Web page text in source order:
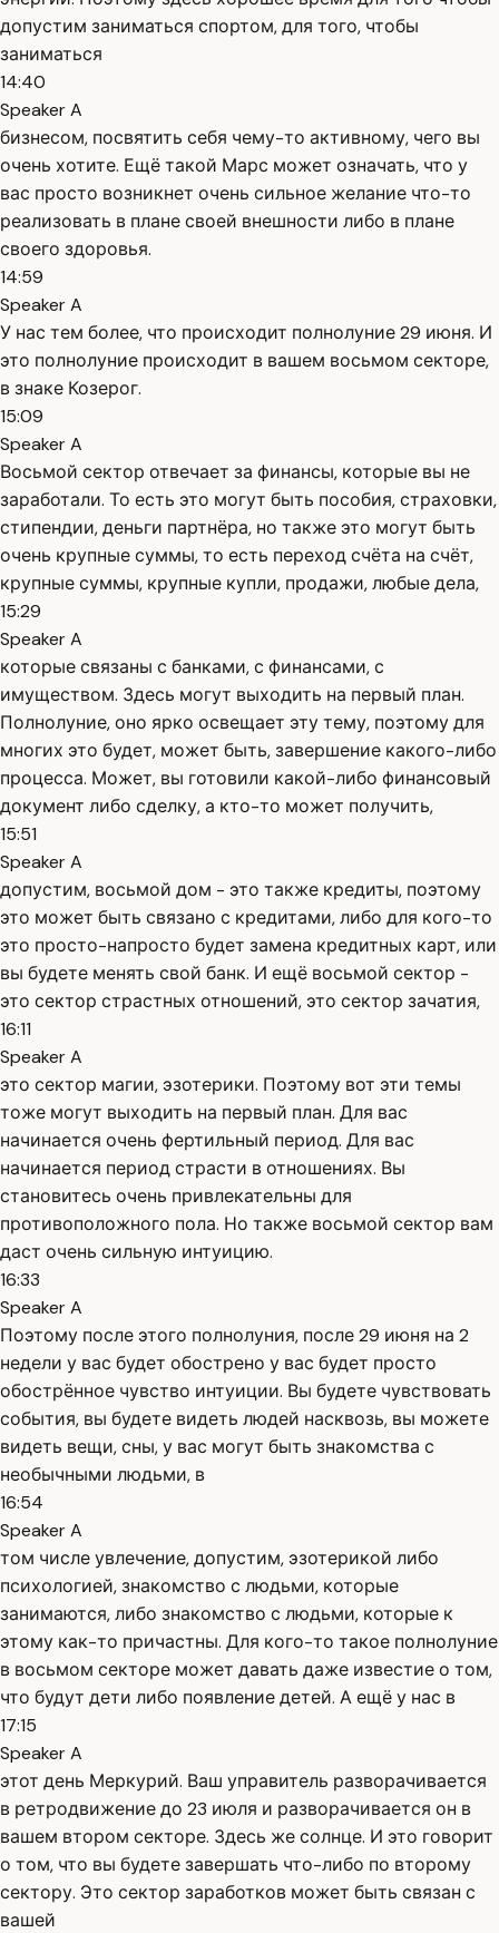
допустим заниматься спортом, для того, чтобы
заниматься
14:40
Speaker A
бизнесом, посвятить себя чему-то активному, чего вы
очень хотите. Ещё такой Марс может означать, что у
вас просто возникнет очень сильное желание что-то
реализовать в плане своей внешности либо в плане
своего здоровья.
14:59
Speaker A
У нас тем более, что происходит полнолуние 29 июня. И
это полнолуние происходит в вашем восьмом секторе,
в знаке Козерог.
15:09
Speaker A
Восьмой сектор отвечает за финансы, которые вы не
заработали. То есть это могут быть пособия, страховки,
стипендии, деньги партнёра, но также это могут быть
очень крупные суммы, то есть переход счёта на счёт,
крупные суммы, крупные купли, продажи, любые дела,
15:29
Speaker A
которые связаны с банками, с финансами, с
имуществом. Здесь могут выходить на первый план.
Полнолуние, оно ярко освещает эту тему, поэтому для
многих это будет, может быть, завершение какого-либо
процесса. Может, вы готовили какой-либо финансовый
документ либо сделку, а кто-то может получить,
15:51
Speaker A
допустим, восьмой дом - это также кредиты, поэтому
это может быть связано с кредитами, либо для кого-то
это просто-напросто будет замена кредитных карт, или
вы будете менять свой банк. И ещё восьмой сектор -
это сектор страстных отношений, это сектор зачатия,
16:11
Speaker A
это сектор магии, эзотерики. Поэтому вот эти темы
тоже могут выходить на первый план. Для вас
начинается очень фертильный период. Для вас
начинается период страсти в отношениях. Вы
становитесь очень привлекательны для
противоположного пола. Но также восьмой сектор вам
даст очень сильную интуицию.
16:33
Speaker A
Поэтому после этого полнолуния, после 29 июня на 2
недели у вас будет обострено у вас будет просто
обострённое чувство интуиции. Вы будете чувствовать
события, вы будете видеть людей насквозь, вы можете
видеть вещи, сны, у вас могут быть знакомства с
необычными людьми, в
16:54
Speaker A
том числе увлечение, допустим, эзотерикой либо
психологией, знакомство с людьми, которые
занимаются, либо знакомство с людьми, которые к
этому как-то причастны. Для кого-то такое полнолуние
в восьмом секторе может давать даже известие о том,
что будут дети либо появление детей. А ещё у нас в
17:15
Speaker A
этот день Меркурий. Ваш управитель разворачивается
в ретродвижение до 23 июля и разворачивается он в
вашем втором секторе. Здесь же солнце. И это говорит
о том, что вы будете завершать что-либо по второму
сектору. Это сектор заработков может быть связан с
вашей